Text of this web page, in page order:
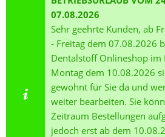
07.08.2026
Sehr geehrte Kunden, ab
- Freitag dem 07.08.2026
Dentalstoff Onlineshop im
Montag dem 10.08.2026
gewohnt für Sie da und
weiter bearbeiten. Sie
Zeitraum Bestellungen
jedoch erst ab dem